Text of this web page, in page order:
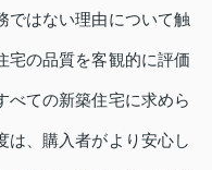
ではない理由について触
宅の品質を客観的に評価
べての新築住宅に求めら
は、購入者がより安心し